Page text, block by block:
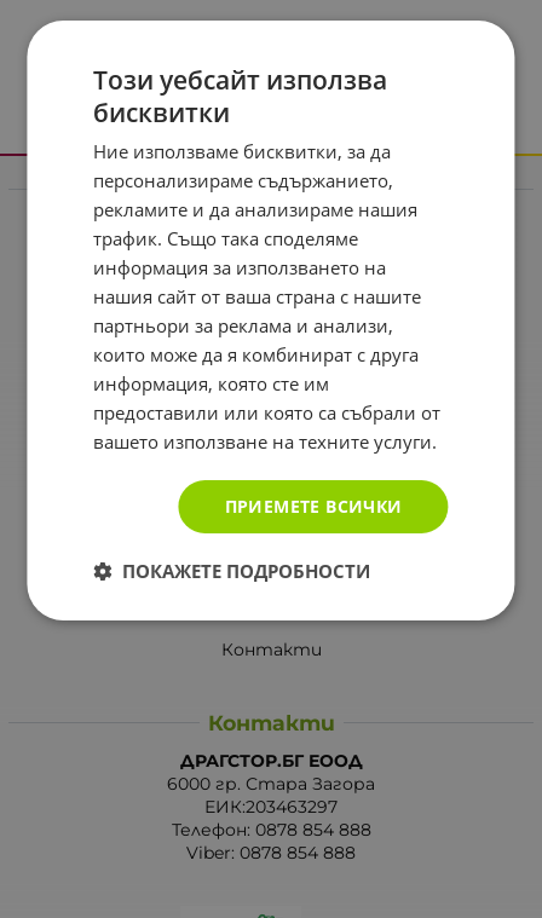
Информация
Реклама в drugstore.bg
Доставка и плащане
Общи условия за ползване
Политиката за поверителност
Политика за използване на бисквитки
При възникване на спор, свързан с покупка онлайн,
можете да ползвате сайта ОРС
Отказ от сделка
За Drugstore.bg
Контакти
Контакти
ДРАГСТОР.БГ ЕООД
6000 гр. Стара Загора
ЕИК:203463297
Телефон: 0878 854 888
Viber: 0878 854 888
Този уебсайт използва
бисквитки
Ние използваме бисквитки, за да
персонализираме съдържанието,
рекламите и да анализираме нашия
трафик. Също така споделяме
информация за използването на
нашия сайт от ваша страна с нашите
партньори за реклама и анализи,
които може да я комбинират с друга
информация, която сте им
предоставили или която са събрали от
вашето използване на техните услуги.
ПРИЕМЕТЕ ВСИЧКИ
ПОКАЖЕТЕ ПОДРОБНОСТИ